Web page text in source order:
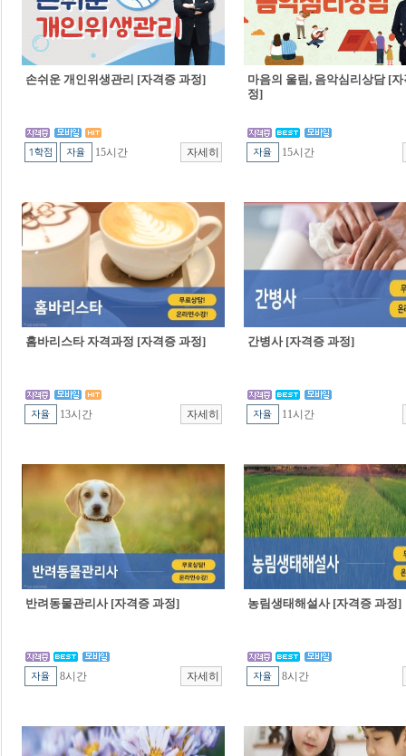
손쉬운 개인위생관리 [자격증 과정]
15시간
마음의 울림, 음악심리상담 [
정]
15시간
홈바리스타 자격과정 [자격증 과정]
13시간
간병사 [자격증 과정]
11시간
반려동물관리사 [자격증 과정]
8시간
농림생태해설사 [자격증 과정]
8시간